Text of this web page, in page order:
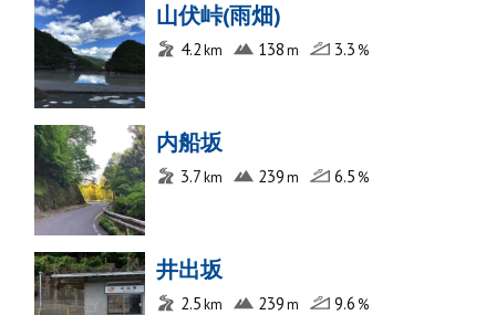
山伏峠(雨畑)
4.2 138 3.3
内船坂
3.7 239 6.5
井出坂
2.5 239 9.6